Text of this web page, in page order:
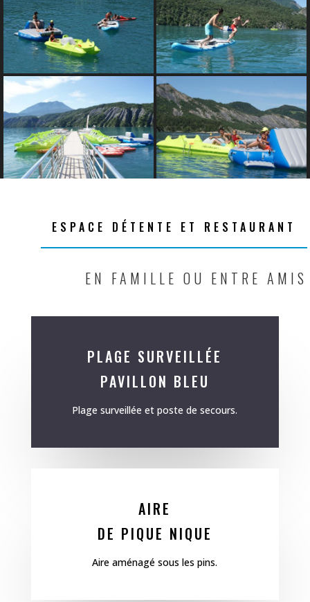
ESPACE DÉTENTE ET RESTAURANT
EN FAMILLE OU ENTRE AMIS
PLAGE SURVEILLÉE
PAVILLON BLEU
Plage surveillée et poste de secours.
AIRE
DE PIQUE NIQUE
Aire aménagé sous les pins.